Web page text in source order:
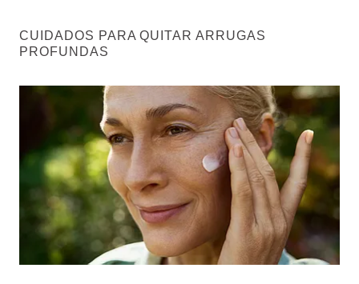
CUIDADOS PARA QUITAR ARRUGAS
PROFUNDAS